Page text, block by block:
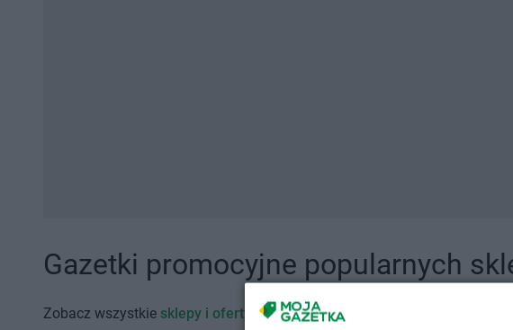
Gazetki promocyjne popularnych
Zobacz wszystkie sklepy i oferty promocyjne